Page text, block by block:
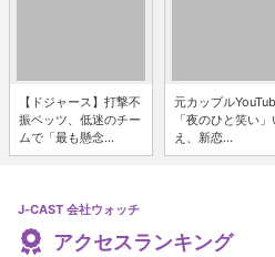
【ドジャース】打撃不
振ベッツ、低迷のチー
ムで「最も懸念...
元カップル
「夜のひと笑い」
え、新恋...
J-CAST 会社ウォッチ
アクセスランキング